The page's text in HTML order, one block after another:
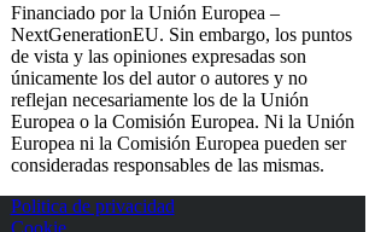
Financiado por la Unión Europea –
NextGenerationEU. Sin embargo, los puntos
de vista y las opiniones expresadas son
únicamente los del autor o autores y no
reflejan necesariamente los de la Unión
Europea o la Comisión Europea. Ni la Unión
Europea ni la Comisión Europea pueden ser
consideradas responsables de las mismas.
Politica de privacidad
Cookie